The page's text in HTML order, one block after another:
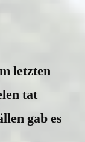
letzten
tat
gab es